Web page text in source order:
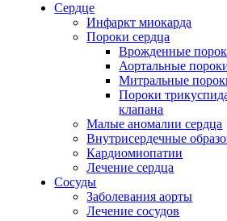
Сердце
Инфаркт миокарда
Пороки сердца
Врожденные
Аортальные
Митральные
Пороки
клапана
Малые аномалии сердца
Внутрисердечные
Кардиомиопатии
Лечение сердца
Сосуды
Заболевания аорты
Лечение сосудов